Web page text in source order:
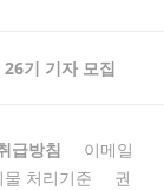
기 기자 모집
급방침
이메일
물 처리기준
권